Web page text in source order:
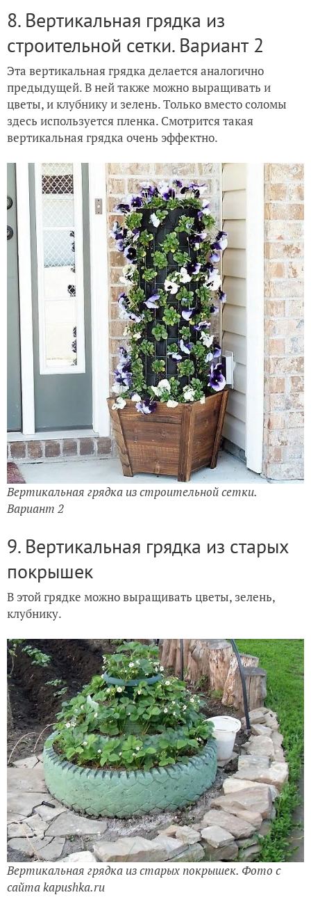
8. Вертикальная грядка из
строительной сетки. Вариант 2
Эта вертикальная грядка делается аналогично
предыдущей. В ней также можно выращивать и
цветы, и клубнику и зелень. Только вместо соломы
здесь используется пленка. Смотрится такая
вертикальная грядка очень эффектно.
Вертикальная грядка из строительной сетки.
Вариант 2
9. Вертикальная грядка из старых
покрышек
В этой грядке можно выращивать цветы, зелень,
клубнику.
Вертикальная грядка из старых покрышек. Фото с
сайта kapushka.ru